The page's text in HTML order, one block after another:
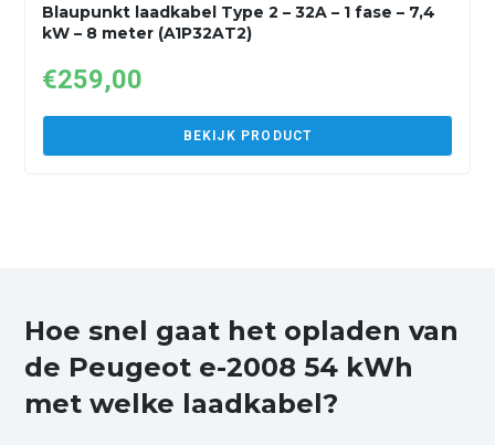
Blaupunkt laadkabel Type 2 – 32A – 1 fase – 7,4
kW – 8 meter (A1P32AT2)
€259,00
BEKIJK PRODUCT
Hoe snel gaat het opladen van
de Peugeot e-2008 54 kWh
met welke laadkabel?